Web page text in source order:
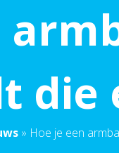
die
» Hoe je een